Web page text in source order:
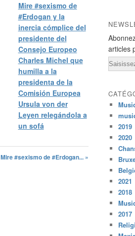
Mire #sexismo de
#Erdogan y la
inercia cómplice del
presidente del
Consejo Europeo
Charles Michel que
humilla a la
presidenta de la
Comisión Europea
Ursula von der
Leyen relegándola a
un sofá
Mire #sexismo de #Erdogan... »
articles
Email
2019
2020
2021
2018
2017